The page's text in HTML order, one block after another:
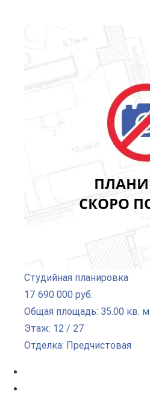
Студийная планировка
17 690 000 руб.
Общая площадь: 35.00 кв. м
Этаж: 12 / 27
Отделка: Предчистовая